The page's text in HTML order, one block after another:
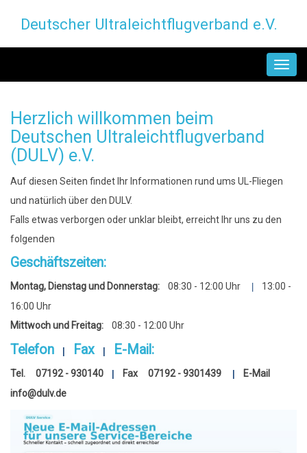
Inhalt
Deutscher Ultraleichtflugverband e.V.
Herzlich willkommen beim
Deutschen Ultraleichtflugverband
(DULV) e.V.
Auf diesen Seiten findet Ihr Informationen rund ums UL-Fliegen
und natürlich über den DULV.
Falls etwas verborgen oder unklar bleibt, erreicht Ihr uns zu den
folgenden
Geschäftszeiten:
Montag, Dienstag und Donnerstag: 08:30 - 12:00 Uhr
13:00 -
16:00 Uhr
Mittwoch und Freitag:
08:30 - 12:00 Uhr
Telefon Fax| E-Mail:
Tel. 07192 - 930140 Fax 07192 - 9301439
E-Mail
info@dulv.de